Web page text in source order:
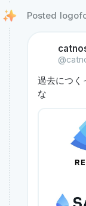
Posted
過去につく
な